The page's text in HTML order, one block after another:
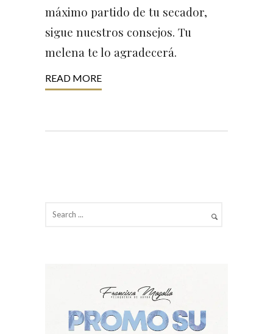
máximo partido de tu secador,
sigue nuestros consejos. Tu
melena te lo agradecerá.
READ MORE